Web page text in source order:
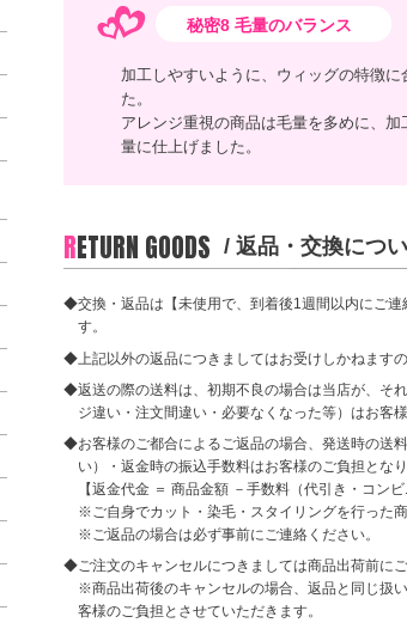
秘密8 毛量のバランス
加工しやすいように、ウィッグの特徴
た。
アレンジ重視の商品は毛量を多めに、
量に仕上げました。
RETURN GOODS / 返品・交換につ
◆交換・返品は【未使用で、到着後1週間以内にご連
す。
◆上記以外の返品につきましてはお受けしかねますの
◆返送の際の送料は、初期不良の場合は当店が、そ
ジ違い・注文間違い・必要なくなった等）はお客
◆お客様のご都合によるご返品の場合、発送時の送
い）・返金時の振込手数料はお客様のご負担となり
【返金代金 ＝ 商品金額 －手数料（代引き・コン
※ご自身でカット・染毛・スタイリングを行った
※ご返品の場合は必ず事前にご連絡ください。
◆ご注文のキャンセルにつきましては商品出荷前にご
※商品出荷後のキャンセルの場合、返品と同じ扱
客様のご負担とさせていただきます。